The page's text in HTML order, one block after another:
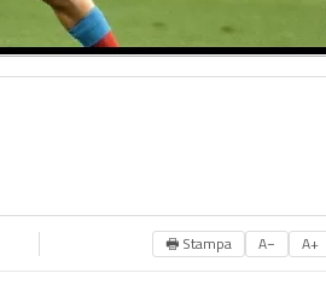
🖶 Stampa A− A+